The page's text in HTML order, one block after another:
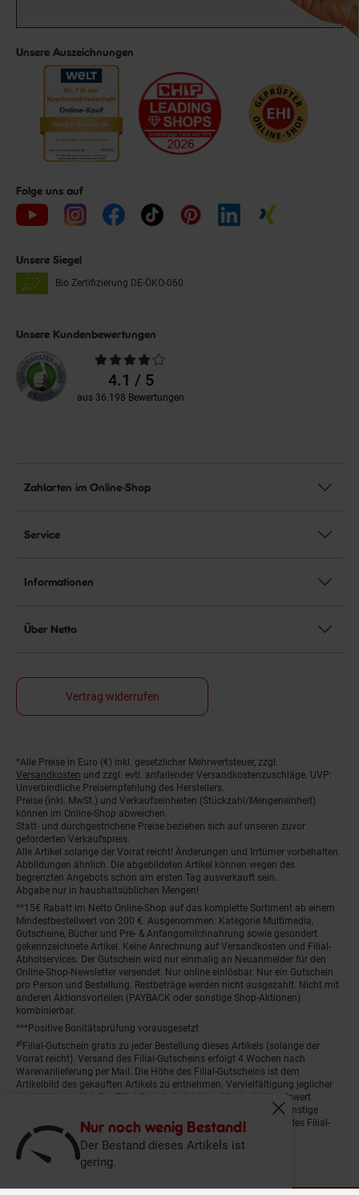
Nur noch wenig Bestand!
Der Bestand dieses Artikels ist
gering.
Fenster
Unsere Auszeichnungen
Folge uns auf
Unsere Siegel
Bio Zertifizierung DE-ÖKO-060
Unsere Kundenbewertungen
Durchschnittliche
Bewertungen4.1 / 5
aus 36.198 Bewertungen
Zahlarten im Online-Shop
Service
Informationen
Über Netto
Vertrag widerrufen
Fußnoten
*Alle Preise in Euro (€) inkl. gesetzlicher Mehrwertsteuer, zzgl.
Versandkosten und zzgl. evtl. anfallender Versandkostenzuschläge. UVP:
Unverbindliche Preisempfehlung des Herstellers.
Preise (inkl. MwSt.) und Verkaufseinheiten (Stückzahl/Mengeneinheit)
können im Online-Shop abweichen.
Statt- und durchgestrichene Preise beziehen sich auf unseren zuvor
geforderten Verkaufspreis.
Alle Artikel solange der Vorrat reicht! Änderungen und Irrtümer vorbehalten.
Abbildungen ähnlich. Die abgebildeten Artikel können wegen des
begrenzten Angebots schon am ersten Tag ausverkauft sein.
Abgabe nur in haushaltsüblichen Mengen!
**15€ Rabatt im Netto Online-Shop auf das komplette Sortiment ab einem
Mindestbestellwert von 200 €. Ausgenommen: Kategorie Multimedia,
Gutscheine, Bücher und Pre- & Anfangsmilchnahrung sowie gesondert
gekennzeichnete Artikel. Keine Anrechnung auf Versandkosten und Filial-
Abholservices. Der Gutschein wird nur einmalig an Neuanmelder für den
Online-Shop-Newsletter versendet. Nur online einlösbar. Nur ein Gutschein
pro Person und Bestellung. Restbeträge werden nicht ausgezahlt. Nicht mit
anderen Aktionsvorteilen (PAYBACK oder sonstige Shop-Aktionen)
kombinierbar.
***Positive Bonitätsprüfung vorausgesetzt
²⁰Filial-Gutschein gratis zu jeder Bestellung dieses Artikels (solange der
Vorrat reicht). Versand des Filial-Gutscheins erfolgt 4 Wochen nach
Warenanlieferung per Mail. Die Höhe des Filial-Gutscheins ist dem
Artikelbild des gekauften Artikels zu entnehmen. Vervielfältigung jeglicher
Art nicht gestattet. Der Filial-Gutschein ist ohne Mindesteinkaufswert
einlösbar. Nicht mit anderen Aktionsvorteilen (PAYBACK oder sonstige
Shop-Aktionen) kombinierbar. Der jeweilige Gültigkeitszeitraum des Filial-
Gutscheins ist darauf vermerkt.